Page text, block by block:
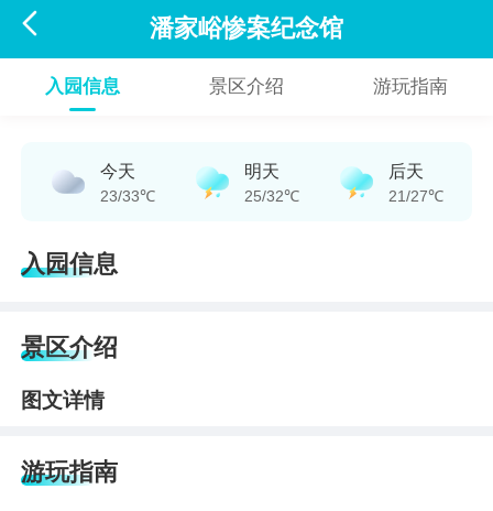
 潘家峪惨案纪念馆
入园信息 景区介绍 游玩指南
今天
23/33℃
明天
25/32℃
后天
21/27℃
入园信息
景区介绍
图文详情
游玩指南